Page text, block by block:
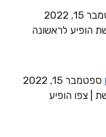
2022
הופיע לראשונה
ספטמבר 15, 2022
| צפו הופיע